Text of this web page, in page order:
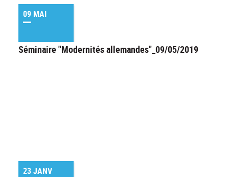
09 MAI
Séminaire "Modernités allemandes"_09/05/2019
23 JANV